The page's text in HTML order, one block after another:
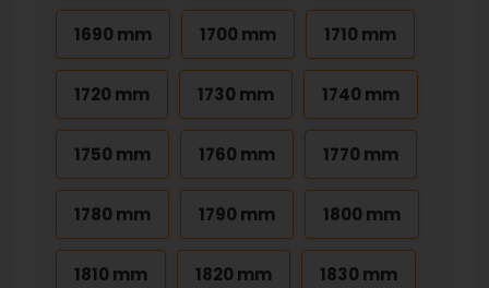
1690 mm 1700 mm 1710 mm
1720 mm 1730 mm 1740 mm
1750 mm 1760 mm 1770 mm
1780 mm 1790 mm 1800 mm
1810 mm 1820 mm 1830 mm